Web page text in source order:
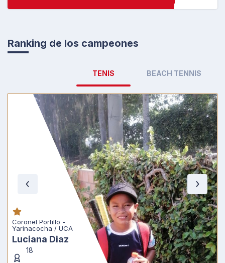
TENIS BEACH TENNIS
Ranking de los campeones
Coronel Portillo -
Yarinacocha / UCA
Luciana Diaz
18